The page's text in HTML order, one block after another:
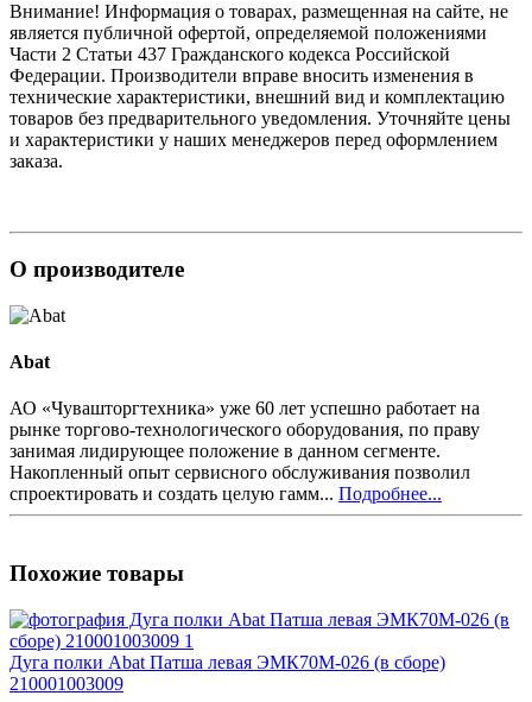
Внимание! Информация о товарах, размещенная на сайте, не
является публичной офертой, определяемой положениями
Части 2 Статьи 437 Гражданского кодекса Российской
Федерации. Производители вправе вносить изменения в
технические характеристики, внешний вид и комплектацию
товаров без предварительного уведомления. Уточняйте цены
и характеристики у наших менеджеров перед оформлением
заказа.
О производителе
Abat
АО «Чувашторгтехника» уже 60 лет успешно работает на
рынке торгово-технологического оборудования, по праву
занимая лидирующее положение в данном сегменте.
Накопленный опыт сервисного обслуживания позволил
спроектировать и создать целую гамм... Подробнее...
Похожие товары
Дуга полки Abat Патша левая ЭМК70М-026 (в сборе)
210001003009